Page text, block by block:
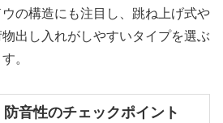
の構造にも注目し、跳ね上げ式や
出し入れがしやすいタイプを選ぶ
。
音性のチェックポイント